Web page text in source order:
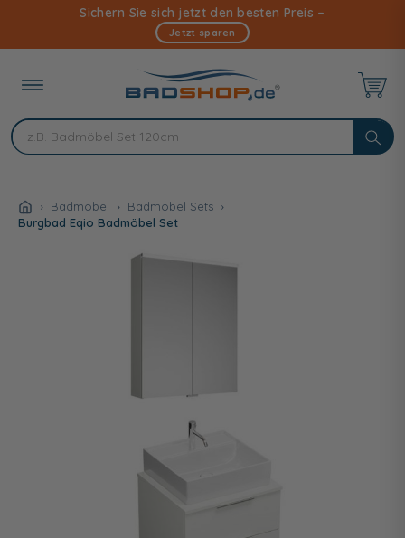
Inhalt
Sichern Sie sich jetzt den besten Preis –
Jetzt sparen
Badmöbel
Badmöbel Sets
Burgbad Eqio Badmöbel Set